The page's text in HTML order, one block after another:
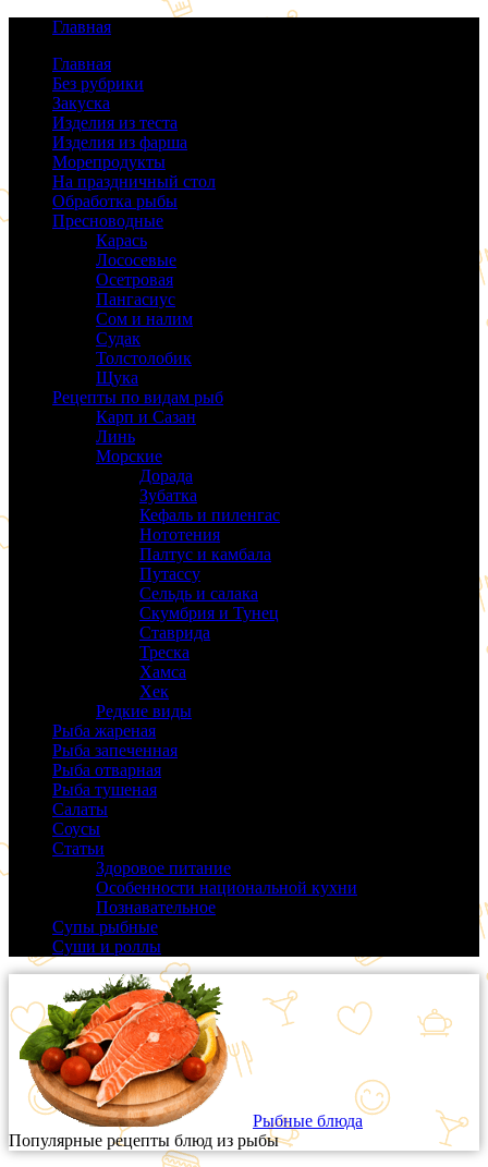
Главная
Главная
Без рубрики
Закуска
Изделия из теста
Изделия из фарша
Морепродукты
На праздничный стол
Обработка рыбы
Пресноводные
Карась
Лососевые
Осетровая
Пангасиус
Сом и налим
Судак
Толстолобик
Щука
Рецепты по видам рыб
Карп и Сазан
Линь
Морские
Дорада
Зубатка
Кефаль и пиленгас
Нототения
Палтус и камбала
Путассу
Сельдь и салака
Скумбрия и Тунец
Ставрида
Треска
Хамса
Хек
Редкие виды
Рыба жареная
Рыба запеченная
Рыба отварная
Рыба тушеная
Салаты
Соусы
Статьи
Здоровое питание
Особенности национальной кухни
Познавательное
Супы рыбные
Суши и роллы
Рыбные блюда
Популярные рецепты блюд из рыбы